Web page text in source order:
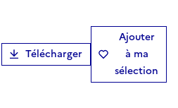
Télécharger
Ajouter
à ma
sélection